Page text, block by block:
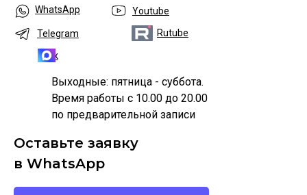
Оставьте заявку
в WhatsApp
WhatsApp
Telegram
Max
Youtube
Rutube
Выходные: пятница - суббота.
Время работы с 10.00 до 20.00
по предварительной записи